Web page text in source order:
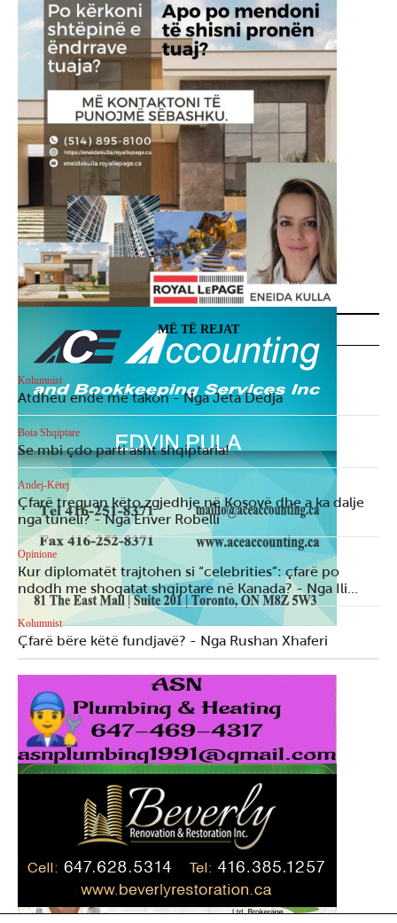
MË TË REJAT
Kolumnist
Atdheu ende më takon - Nga Jeta Dedja
Bota Shqiptare
Se mbi çdo parti asht shqiptaria!
Andej-Këtej
Çfarë treguan këto zgjedhje në Kosovë dhe a ka dalje
nga tuneli? - Nga Enver Robelli
Opinione
Kur diplomatët trajtohen si “celebrities”: çfarë po
ndodh me shoqatat shqiptare në Kanada? - Nga Ili…
Kolumnist
Çfarë bëre këtë fundjavë? - Nga Rushan Xhaferi